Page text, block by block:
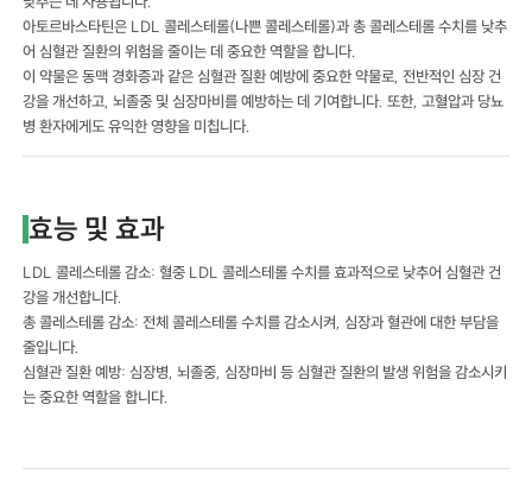
아토르바스타틴은 LDL 콜레스테롤(나쁜 콜레스테롤)과 총 콜레스테롤 수치를 낮추
어 심혈관 질환의 위험을 줄이는 데 중요한 역할을 합니다.
이 약물은 동맥 경화증과 같은 심혈관 질환 예방에 중요한 약물로, 전반적인 심장 건
강을 개선하고, 뇌졸중 및 심장마비를 예방하는 데 기여합니다. 또한, 고혈압과 당뇨
병 환자에게도 유익한 영향을 미칩니다.
효능 및 효과
LDL 콜레스테롤 감소: 혈중 LDL 콜레스테롤 수치를 효과적으로 낮추어 심혈관 건
강을 개선합니다.
총 콜레스테롤 감소: 전체 콜레스테롤 수치를 감소시켜, 심장과 혈관에 대한 부담을
줄입니다.
심혈관 질환 예방: 심장병, 뇌졸중, 심장마비 등 심혈관 질환의 발생 위험을 감소시키
는 중요한 역할을 합니다.